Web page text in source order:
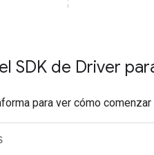
SDK de Driver
para ver cómo